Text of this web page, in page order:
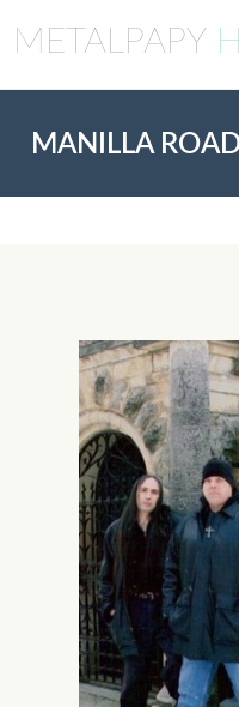
METALPAPY
MANILLA